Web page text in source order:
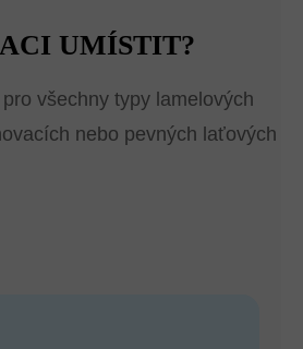
UMÍSTIT?
všechny typy lamelových
nebo pevných laťových